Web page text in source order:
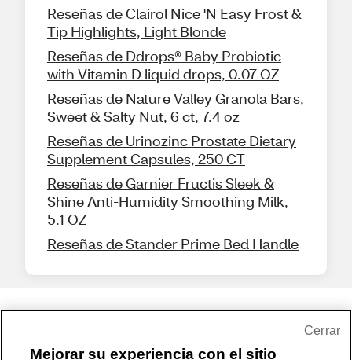
Reseñas de Clairol Nice 'N Easy Frost &
Tip Highlights, Light Blonde
Reseñas de Ddrops® Baby Probiotic
with Vitamin D liquid drops, 0.07 OZ
Reseñas de Nature Valley Granola Bars,
Sweet & Salty Nut, 6 ct, 7.4 oz
Reseñas de Urinozinc Prostate Dietary
Supplement Capsules, 250 CT
Reseñas de Garnier Fructis Sleek &
Shine Anti-Humidity Smoothing Milk,
5.1 OZ
Reseñas de Stander Prime Bed Handle
Mejorar su experiencia con el sitio
Cerrar